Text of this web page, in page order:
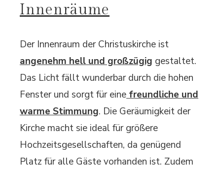
Innenräume
Der Innenraum der Christuskirche ist
angenehm hell und großzügig gestaltet.
Das Licht fällt wunderbar durch die hohen
Fenster und sorgt für einefreundliche und
warme Stimmung. Die Geräumigkeit der
Kirche macht sie ideal für größere
Hochzeitsgesellschaften, da genügend
Platz für alle Gäste vorhanden ist. Zudem